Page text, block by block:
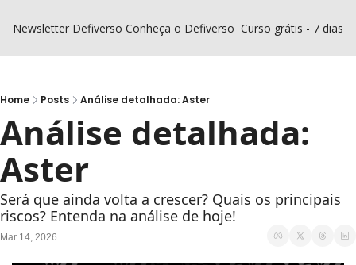
Newsletter Defiverso Conheça o Defiverso Curso grátis - 7 dias
Home Posts Análise detalhada: Aster
Análise detalhada:
Aster
Será que ainda volta a crescer? Quais os principais
riscos? Entenda na análise de hoje!
Mar 14, 2026